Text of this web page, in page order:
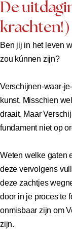
De
krachten!)
Ben jij in het leven
zou kúnnen zijn?
Verschijnen-waar-
kunst. Misschien
draait. Maar
fundament niet op
Weten welke gaten
deze vervolgens
deze zachtjes
door in je proces te
onmisbaar zijn om
zijn.